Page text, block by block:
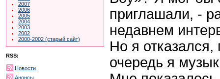
2007
2006
2005
2004
2003
2002
2000-2002 (старый сайт)
RSS:
Новости
Анонсы
приглашали, -
недавнем
Но я отказался,
очередь я